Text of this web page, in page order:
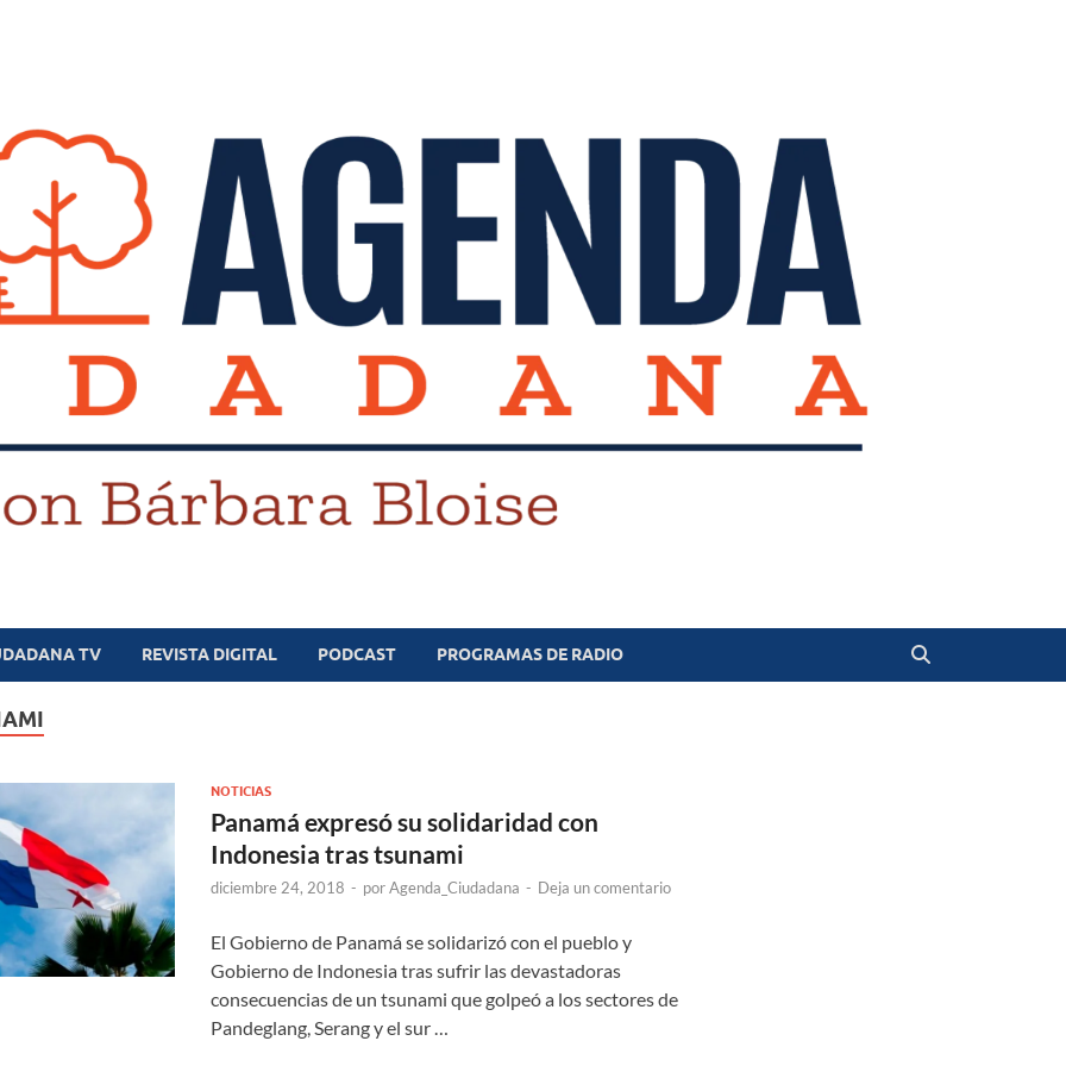
TV REVISTA DIGITAL PODCAST PROGRAMAS DE RADIO
NOTICIAS
Panamá expresó su solidaridad con
Indonesia tras tsunami
diciembre 24, 2018 - porAgenda_Ciudadana - Deja un comentario
El Gobierno de Panamá se solidarizó con el pueblo y
Gobierno de Indonesia tras sufrir las devastadoras
consecuencias de un tsunami que golpeó a los sectores de
Pandeglang, Serang y el sur …